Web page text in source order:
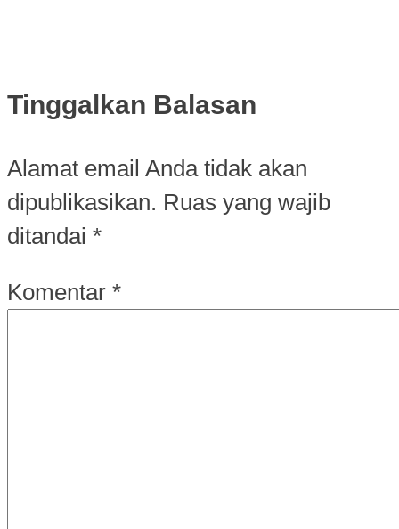
Tinggalkan Balasan
Alamat email Anda tidak akan
dipublikasikan. Ruas yang wajib
ditandai *
Komentar *